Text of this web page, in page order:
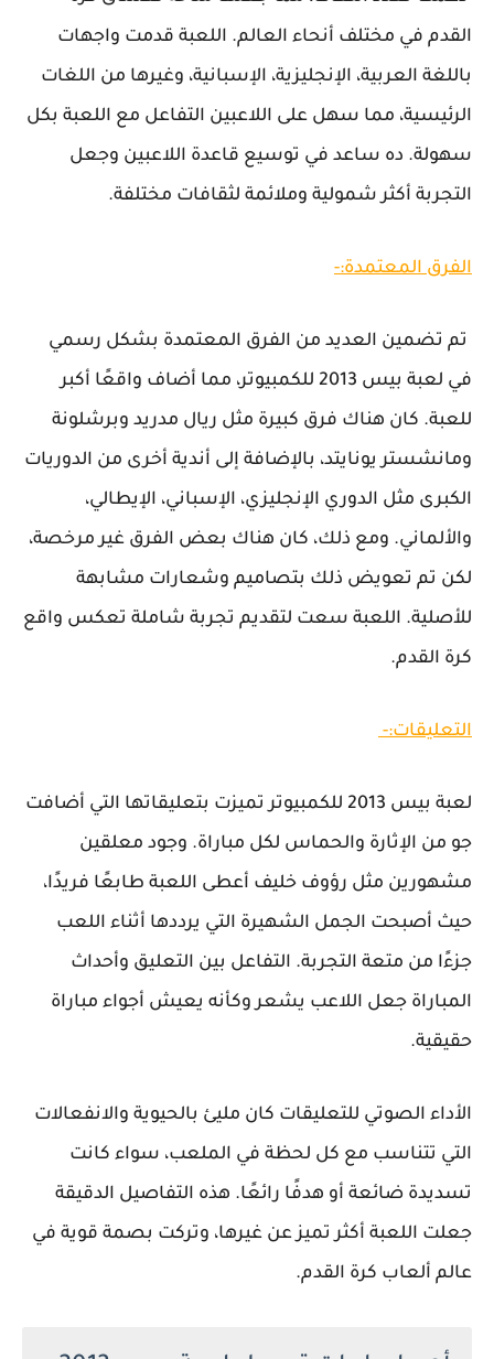
القدم في مختلف أنحاء العالم. اللعبة قدمت واجهات
باللغة العربية، الإنجليزية، الإسبانية، وغيرها من اللغات
الرئيسية، مما سهل على اللاعبين التفاعل مع اللعبة بكل
سهولة. ده ساعد في توسيع قاعدة اللاعبين وجعل
التجربة أكثر شمولية وملائمة لثقافات مختلفة.
الفرق المعتمدة:-
تم تضمين العديد من الفرق المعتمدة بشكل رسمي
في لعبة بيس 2013 للكمبيوتر، مما أضاف واقعًا أكبر
للعبة. كان هناك فرق كبيرة مثل ريال مدريد وبرشلونة
ومانشستر يونايتد، بالإضافة إلى أندية أخرى من الدوريات
الكبرى مثل الدوري الإنجليزي، الإسباني، الإيطالي،
والألماني. ومع ذلك، كان هناك بعض الفرق غير مرخصة،
لكن تم تعويض ذلك بتصاميم وشعارات مشابهة
للأصلية. اللعبة سعت لتقديم تجربة شاملة تعكس واقع
كرة القدم.
التعليقات:-
لعبة بيس 2013 للكمبيوتر تميزت بتعليقاتها التي أضافت
جو من الإثارة والحماس لكل مباراة. وجود معلقين
مشهورين مثل رؤوف خليف أعطى اللعبة طابعًا فريدًا،
حيث أصبحت الجمل الشهيرة التي يرددها أثناء اللعب
جزءًا من متعة التجربة. التفاعل بين التعليق وأحداث
المباراة جعل اللاعب يشعر وكأنه يعيش أجواء مباراة
حقيقية.
الأداء الصوتي للتعليقات كان مليئ بالحيوية والانفعالات
التي تتناسب مع كل لحظة في الملعب، سواء كانت
تسديدة ضائعة أو هدفًا رائعًا. هذه التفاصيل الدقيقة
جعلت اللعبة أكثر تميز عن غيرها، وتركت بصمة قوية في
عالم ألعاب كرة القدم.